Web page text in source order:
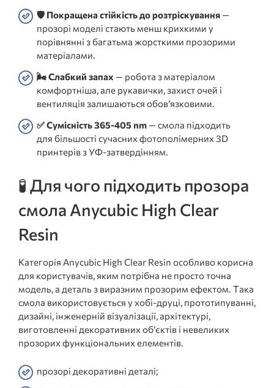
🛡️ Покращена стійкість до розтріскування —
прозорі моделі стають менш крихкими у
порівнянні з багатьма жорсткими прозорими
матеріалами.
🌬️ Слабкий запах — робота з матеріалом
комфортніша, але рукавички, захист очей і
вентиляція залишаються обов’язковими.
✅ Сумісність 365-405 nm — смола підходить
для більшості сучасних фотополімерних 3D
принтерів з УФ-затвердінням.
🧪 Для чого підходить прозора
смола Anycubic High Clear
Resin
Категорія Anycubic High Clear Resin особливо корисна
для користувачів, яким потрібна не просто точна
модель, а деталь з виразним прозорим ефектом. Така
смола використовується у хобі-друці, прототипуванні,
дизайні, інженерній візуалізації, архітектурі,
виготовленні декоративних об’єктів і невеликих
прозорих функціональних елементів.
прозорі декоративні деталі;